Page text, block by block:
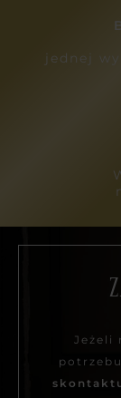
jednej
Jeżeli